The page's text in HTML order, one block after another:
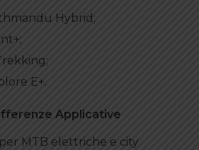
Hybrid;
E+.
Applicative
MTB elettriche e city